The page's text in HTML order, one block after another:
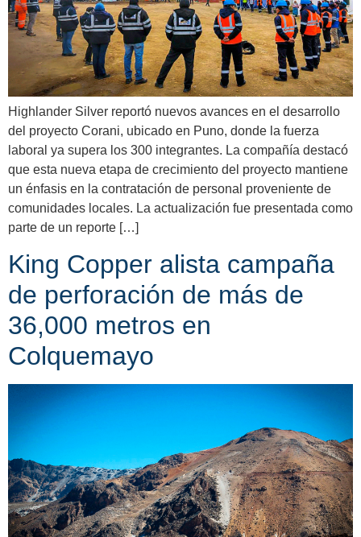
Highlander Silver reportó nuevos avances en el desarrollo
del proyecto Corani, ubicado en Puno, donde la fuerza
laboral ya supera los 300 integrantes. La compañía destacó
que esta nueva etapa de crecimiento del proyecto mantiene
un énfasis en la contratación de personal proveniente de
comunidades locales. La actualización fue presentada como
parte de un reporte […]
King Copper alista campaña
de perforación de más de
36,000 metros en
Colquemayo